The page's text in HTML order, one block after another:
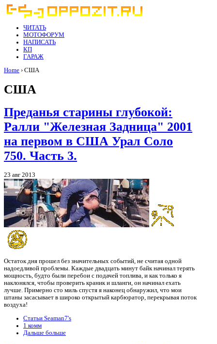
ЧИТАТЬ
МОТОФОРУМ
НАПИСАТЬ
КП
ГАРАЖ
Home › США
США
Преданья старины глубокой:
Ралли "Железная Задница" 2001
на первом в США Урал Соло
750. Часть 3.
23 авг 2013
Остаток дня прошел без значительных событий, не считая одной
надоедливой проблемы. Каждые двадцать минут байк начинал терять
мощность, будто были перебои с подачей топлива, и как только я
наклонялся, чтобы проверить краник и шланги, он начинал ехать
лучше. Примерно сто миль спустя я наконец обнаружил, что мои
штаны засасывает в широко открытый карбюратор, перекрывая поток
воздуха!
Статьи Seaman7's
1 комм
Дальше больше